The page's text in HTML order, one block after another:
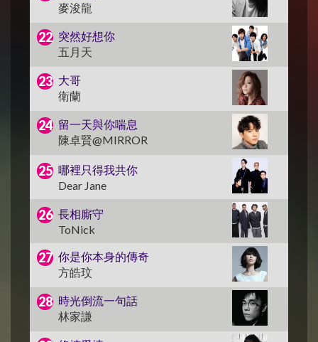
麥浚龍
突然好想你
五月天
大哥
衛蘭
留一天與你喘息
陳卓賢@MIRROR
哪裡只得我共你
Dear Jane
長相廝守
ToNick
你是你本身的傳奇
方皓玟
時光倒流一句話
林家謙